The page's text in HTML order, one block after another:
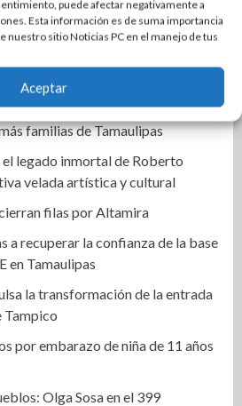
puede afectar negativamente a
Esta información es de suma importancia
nuestro sitio Noticias PC en el manejo de tus
Aceptar
Cantinas de Tradición: un
viva de Tampico
la conservación del
de escrituración para brindar
familias de Tamaulipas
legado inmortal de Roberto
velada artística y cultural
filas por Altamira
a recuperar la confianza de la base
en Tamaulipas
la transformación de la entrada
por embarazo de niña de 11 años
Olga Sosa en el 399